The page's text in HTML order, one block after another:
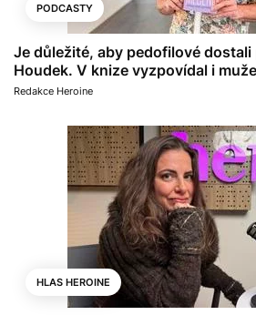
PODCASTY
Je důležité, aby pedofilové
Houdek. V knize vyzpovídal i
Redakce Heroine
HLAS HEROINE